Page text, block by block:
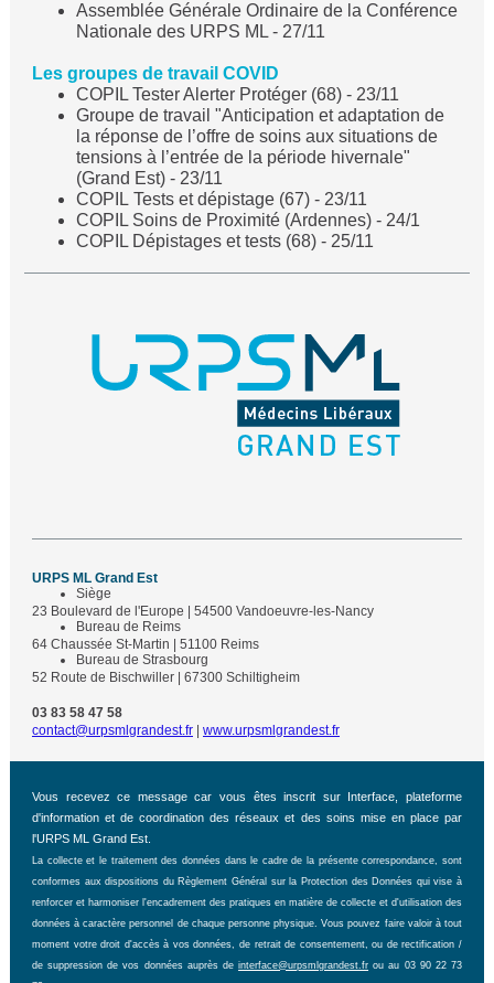
Assemblée Générale Ordinaire de la Conférence
Nationale des URPS ML - 27/11
Les groupes de travail COVID
COPIL Tester Alerter Protéger (68) - 23/11
Groupe de travail "Anticipation et adaptation de
la réponse de l’offre de soins aux situations de
tensions à l’entrée de la période hivernale"
(Grand Est) - 23/11
COPIL Tests et dépistage (67) - 23/11
COPIL Soins de Proximité (Ardennes) - 24/1
COPIL Dépistages et tests (68) - 25/11
URPS ML Grand Est
Siège
23 Boulevard de l'Europe | 54500 Vandoeuvre-les-Nancy
Bureau de Reims
64 Chaussée St-Martin | 51100 Reims
Bureau de Strasbourg
52 Route de Bischwiller | 67300 Schiltigheim
03 83 58 47 58
contact@urpsmlgrandest.fr
www.urpsmlgrandest.fr
Vous recevez ce message car vous êtes inscrit sur Interface, plateforme
d'information et de coordination des réseaux et des soins mise en place par
l'URPS ML Grand Est.
La collecte et le traitement des données dans le cadre de la présente correspondance, sont
conformes aux dispositions du Règlement Général sur la Protection des Données qui vise à
renforcer et harmoniser l'encadrement des pratiques en matière de collecte et d'utilisation des
données à caractère personnel de chaque personne physique. Vous pouvez faire valoir à tout
moment votre droit d'accès à vos données, de retrait de consentement, ou de rectification /
de suppression de vos données auprès deinterface@urpsmlgrandest.fr ou au 03 90 22 73